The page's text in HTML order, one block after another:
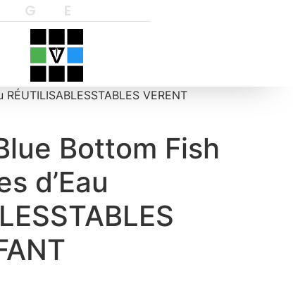
VERENT
Bottom Fish
d’Eau